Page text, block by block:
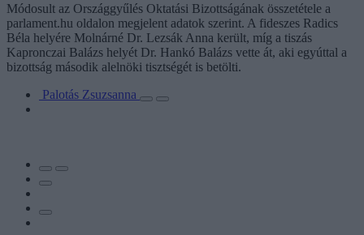
Módosult az Országgyűlés Oktatási Bizottságának összetétele a
parlament.hu oldalon megjelent adatok szerint. A fideszes Radics
Béla helyére Molnárné Dr. Lezsák Anna került, míg a tiszás
Kapronczai Balázs helyét Dr. Hankó Balázs vette át, aki egyúttal a
bizottság második alelnöki tisztségét is betölti.
Palotás Zsuzsanna